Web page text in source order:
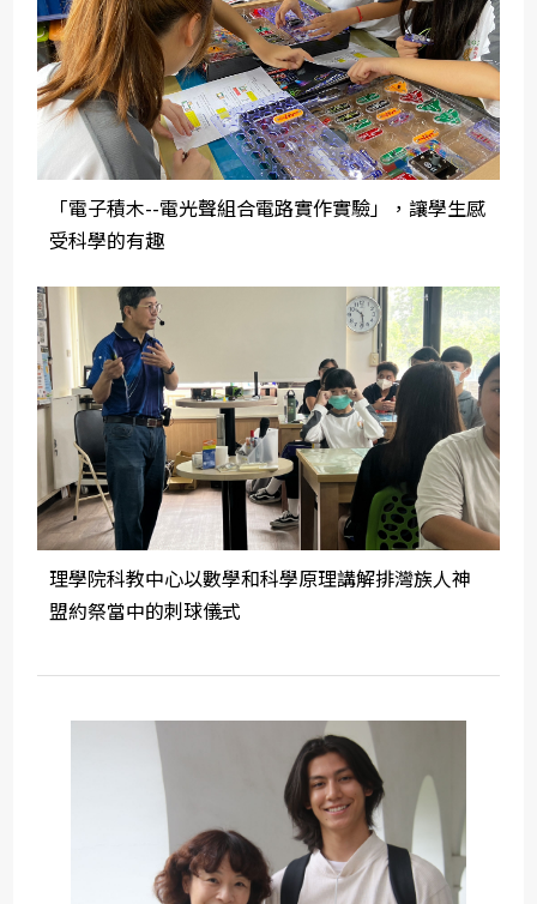
「電子積木--電光聲組合電路實作實驗」，讓學生感
受科學的有趣
理學院科教中心以數學和科學原理講解排灣族人神
盟約祭當中的刺球儀式